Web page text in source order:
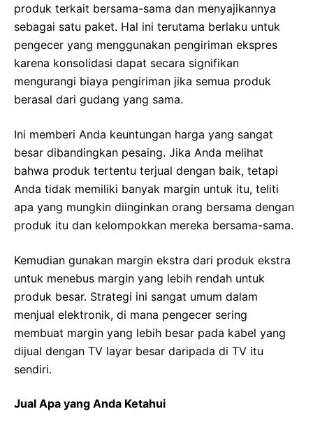
produk terkait bersama-sama dan menyajikannya
sebagai satu paket. Hal ini terutama berlaku untuk
pengecer yang menggunakan pengiriman ekspres
karena konsolidasi dapat secara signifikan
mengurangi biaya pengiriman jika semua produk
berasal dari gudang yang sama.
Ini memberi Anda keuntungan harga yang sangat
besar dibandingkan pesaing. Jika Anda melihat
bahwa produk tertentu terjual dengan baik, tetapi
Anda tidak memiliki banyak margin untuk itu, teliti
apa yang mungkin diinginkan orang bersama dengan
produk itu dan kelompokkan mereka bersama-sama.
Kemudian gunakan margin ekstra dari produk ekstra
untuk menebus margin yang lebih rendah untuk
produk besar. Strategi ini sangat umum dalam
menjual elektronik, di mana pengecer sering
membuat margin yang lebih besar pada kabel yang
dijual dengan TV layar besar daripada di TV itu
sendiri.
Jual Apa yang Anda Ketahui